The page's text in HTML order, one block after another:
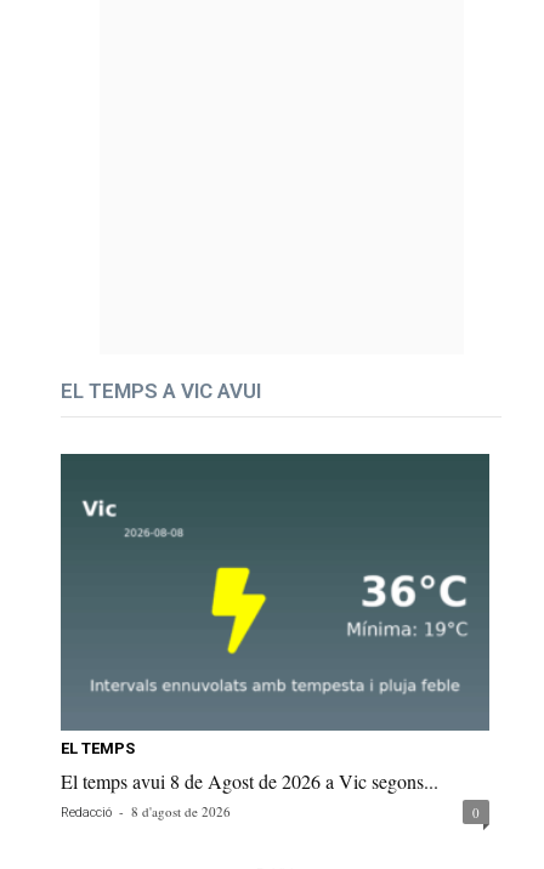
EL TEMPS A VIC AVUI
EL TEMPS
El temps avui 8 de Agost de 2026 a Vic segons...
Redacció - 8 d'agost de 2026 0